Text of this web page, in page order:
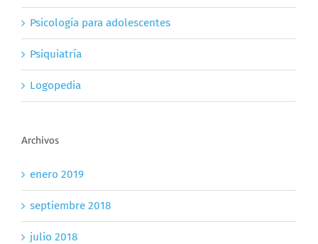
Psicología para adolescentes
Psiquiatría
Logopedia
Archivos
enero 2019
septiembre 2018
julio 2018